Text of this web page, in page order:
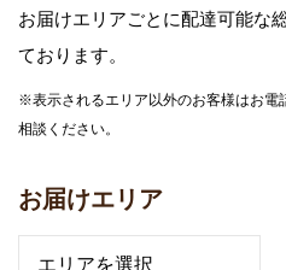
お届けエリアごとに配達可能な
ております。
※表示されるエリア以外のお客様はお電
相談ください。
お届けエリア